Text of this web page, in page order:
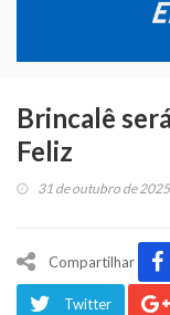
Brincalê
Feliz
31 de outubro de 2025
Compartilhar
Twitter